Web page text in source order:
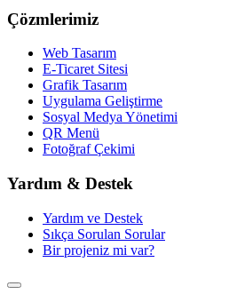
Çözmlerimiz
Web Tasarım
E-Ticaret Sitesi
Grafik Tasarım
Uygulama Geliştirme
Sosyal Medya Yönetimi
QR Menü
Fotoğraf Çekimi
Yardım & Destek
Yardım ve Destek
Sıkça Sorulan Sorular
Bir projeniz mi var?